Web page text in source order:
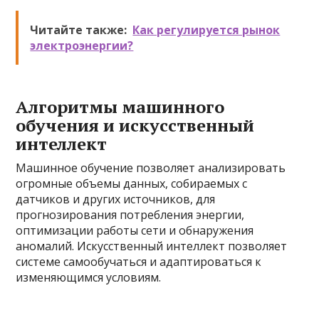
Читайте также: Как регулируется рынок
электроэнергии?
Алгоритмы машинного
обучения и искусственный
интеллект
Машинное обучение позволяет анализировать
огромные объемы данных, собираемых с
датчиков и других источников, для
прогнозирования потребления энергии,
оптимизации работы сети и обнаружения
аномалий. Искусственный интеллект позволяет
системе самообучаться и адаптироваться к
изменяющимся условиям.